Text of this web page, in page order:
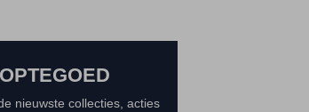
nieuwste collecties, acties